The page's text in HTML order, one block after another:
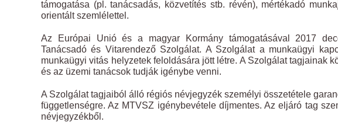
támogatása (pl. tanácsadás, közvetítés stb. révén), mértékadó
orientált szemlélettel.
Az Európai Unió és a magyar Kormány támogatásával 2017
Tanácsadó és Vitarendező Szolgálat. A Szolgálat a munkaügyi
munkaügyi vitás helyzetek feloldására jött létre. A Szolgálat tagjainak
és az üzemi tanácsok tudják igénybe venni.
A Szolgálat tagjaiból álló régiós névjegyzék személyi összetétele
függetlenségre. Az MTVSZ igénybevétele díjmentes. Az eljáró tag
névjegyzékből.